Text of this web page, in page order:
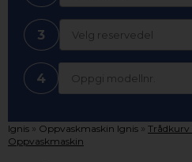
3 Velg reservedel
4
Ignis » Oppvaskmaskin Ignis » Trådkurv
Oppvaskmaskin